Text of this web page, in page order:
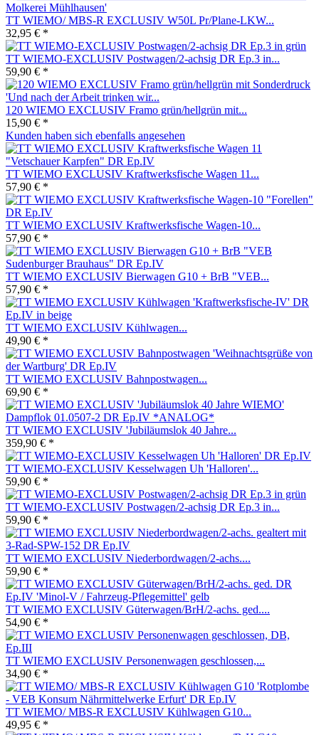
TT WIEMO/ MBS-R EXCLUSIV W50L Pr/Plane-LKW...
32,95 € *
TT WIEMO-EXCLUSIV Postwagen/2-achsig DR Ep.3 in...
59,90 € *
120 WIEMO EXCLUSIV Framo grün/hellgrün mit...
15,90 € *
Kunden haben sich ebenfalls angesehen
TT WIEMO EXCLUSIV Kraftwerksfische Wagen 11...
57,90 € *
TT WIEMO EXCLUSIV Kraftwerksfische Wagen-10...
57,90 € *
TT WIEMO EXCLUSIV Bierwagen G10 + BrB "VEB...
57,90 € *
TT WIEMO EXCLUSIV Kühlwagen...
49,90 € *
TT WIEMO EXCLUSIV Bahnpostwagen...
69,90 € *
TT WIEMO EXCLUSIV 'Jubiläumslok 40 Jahre...
359,90 € *
TT WIEMO-EXCLUSIV Kesselwagen Uh 'Halloren'...
59,90 € *
TT WIEMO-EXCLUSIV Postwagen/2-achsig DR Ep.3 in...
59,90 € *
TT WIEMO EXCLUSIV Niederbordwagen/2-achs....
59,90 € *
TT WIEMO EXCLUSIV Güterwagen/BrH/2-achs. ged....
54,90 € *
TT WIEMO EXCLUSIV Personenwagen geschlossen,...
34,90 € *
TT WIEMO/ MBS-R EXCLUSIV Kühlwagen G10...
49,95 € *